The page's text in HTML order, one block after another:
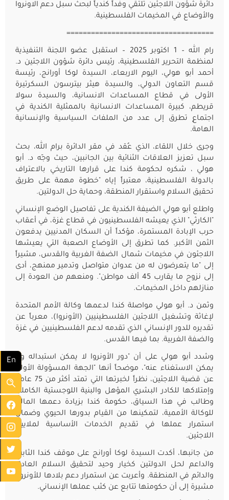
En
دائرة شؤون اللاجئين تلتقي وفداً كندياً لبحث سبل دعم الاونروا
والأوضاع في المخيمات الفلسطينية.
====================================
رام الله – 1 اكتوبر 2025 – استقبل عضو اللجنة التنفيذية
لمنظمة التحرير الفلسطينية، رئيس دائرة شؤون اللاجئين د.
أحمد أبو هولي، اليوم الاربعاء، السيدة لوكا أورانج، رئيسة
قسم التعاون الدولي، والسيدة هيثر بيترسون السكرتيرة
الأولى في قطاع المساعدات الانسانية، والسيدة سولا
قريطم، كبيرة المساعدات الانسانية بالممثلية الكندية في
اجتماعٍ تطرق إلى عدد من الملفات السياسية والإنسانية
الهامة.
وجرى خلال اللقاء، الذي عُقد في مقر الدائرة برام الله، بحث
سبل تعزيز العلاقات الثنائية بين الجانبين، حيث وجّه د. أبو
هولي ، شكره لحكومة كندا على قرارها التاريخي بالاعتراف
بالدولة الفلسطينية، معتبراً إياه "خطوة مهمة على طريق
تحقيق السلام واستقرار المنطقة، وحماية حل الدولتين.
واطلع أبو هولي الضيفة الكندية على تفاصيل الوضع الإنساني
"الكارثي" الذي يعيشه الفلسطينيون في قطاع غزة، في أعقاب
حرب الإبادة المستمرة، مؤكداً أن السكان المدنيين يدفعون
الثمن الأكبر. كما تطرق إلى الأوضاع الصعبة التي يعيشها
اللاجئون في مخيمات شمال الضفة الغربية والقدس، مشيراً
إلى "ما يتعرضون له من عدوان متواصل وتدمير ممنهج، أدى
إلى نزوح ما يقارب 45 ألف مواطن". ومنعهم من العودة إلى
منازلهم داخل المخيمات.
وثمن د. أبو هولي مواصلة كندا لدعمها وكالة الأمم المتحدة
لإغاثة وتشغيل اللاجئين الفلسطينيين (الأونروا)، معرباً عن
تقديره للدور الإنساني الذي تقدمه لدعم الفلسطينيين في غزة
والضفة الغربية. بما فيها القدس.
وشدد أبو هولي على أن "دور الأونروا لا يمكن استبداله ولا
يمكن الاستغناء عنه"، موضحاً أنها "الجهة المسؤولة الأولى
عن قضية اللاجئين، نظراً لخبرتها التي تمتد أكثر من 75 عاماً،
وإمتلاكها للكادر البشري المؤهل والبنية اللوجستية الكاملة.
وطالب في هذا السياق، حكومة كندا بزيادة دعمها المالي
للوكالة الأممية، لتمكينها من القيام بدورها الحيوي وضمان
استمرار عملها في تقديم الخدمات الأساسية لملايين
اللاجئين.
من جانبها، أكدت السيدة لوكا أورانج على موقف كندا الثابت
والداعم لحل الدولتين كخيار وحيد لتحقيق السلام العادل
والدائم في المنطقة. وأعربت عن استمرار دعم بلادها للأونروا،
مشيرة إلى أن حكومتها تتابع عن كثب عملها الإنساني.